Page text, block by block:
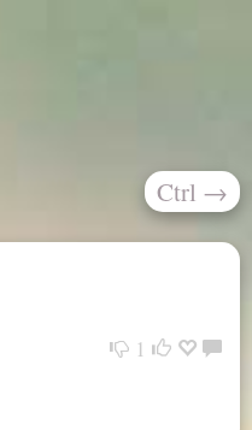
Ctrl →
1